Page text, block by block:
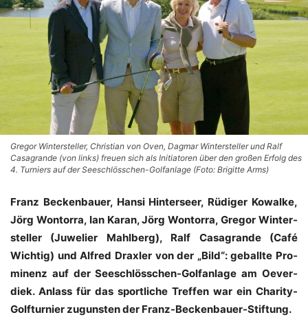
Gregor Wintersteller, Christian von Oven, Dagmar Wintersteller und Ralf
Casagrande (von links) freuen sich als Initiatoren über den großen Erfolg des
4. Turniers auf der Seeschlösschen-Golfanlage (Foto: Brigitte Arms)
Franz Becken­bau­er, Han­si Hin­ter­seer, Rüdi­ger Kowal­ke,
Jörg Won­tor­ra, Ian Karan, Jörg Won­tor­ra, Gre­gor Win­ter­
stel­ler (Juwe­lier Mahl­berg), Ralf Casa­gran­de (Café
Wich­tig) und Alfred Drax­ler von der „Bild“: geball­te Pro­
mi­nenz auf der See­schlöss­chen-Golf­an­la­ge am Oever­
diek. Anlass für das sport­li­che Tref­fen war ein Cha­ri­ty-
Golf­tur­nier zuguns­ten der Franz-Beckenbauer-Stiftung.